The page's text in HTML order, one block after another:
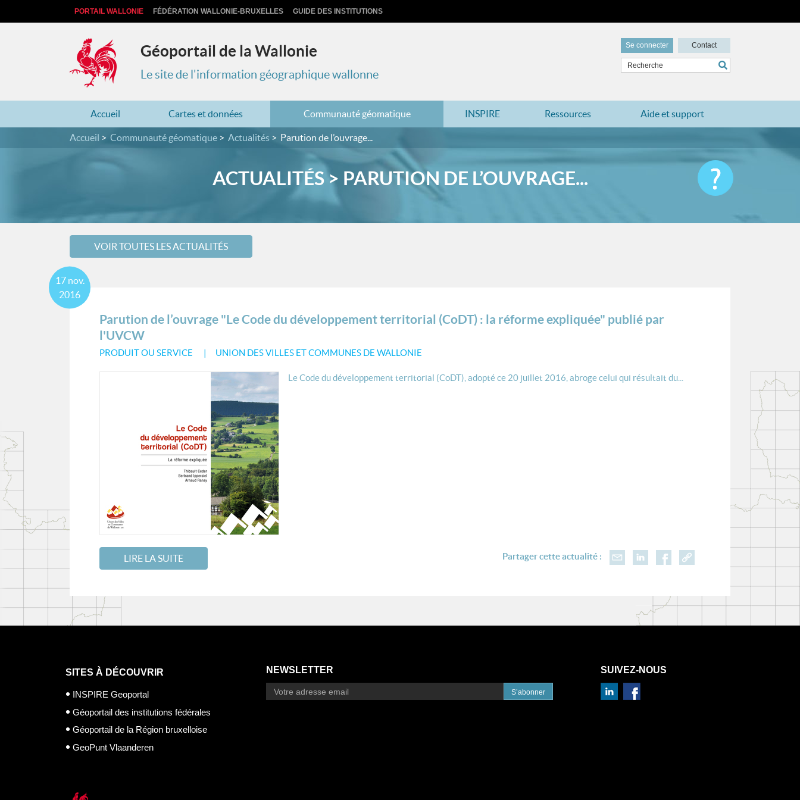
PORTAIL WALLONIE FÉDÉRATION WALLONIE-BRUXELLES GUIDE DES INSTITUTIONS
Géoportail de la Wallonie
Le site de l'information géographique wallonne
Se connecter Contact
Accueil Cartes et données Communauté géomatique INSPIRE Ressources Aide et support
Accueil Communauté géomatique Actualités Parution de l’ouvrage...
ACTUALITÉS > PARUTION DE L’OUVRAGE...
VOIR TOUTES LES ACTUALITÉS
Parution de l’ouvrage "Le Code du développement territorial (CoDT) : la réforme expliquée" publié par
l'UVCW
PRODUIT OU SERVICE UNION DES VILLES ET COMMUNES DE WALLONIE
17 nov.
2016
Le Code du développement territorial (CoDT), adopté ce 20 juillet 2016, abroge celui qui résultait du...
LIRE LA SUITE Partager cette actualité :
SITES À DÉCOUVRIR
INSPIRE Geoportal
Géoportail des institutions fédérales
Géoportail de la Région bruxelloise
GeoPunt Vlaanderen
NEWSLETTER
S’abonner
SUIVEZ-NOUS